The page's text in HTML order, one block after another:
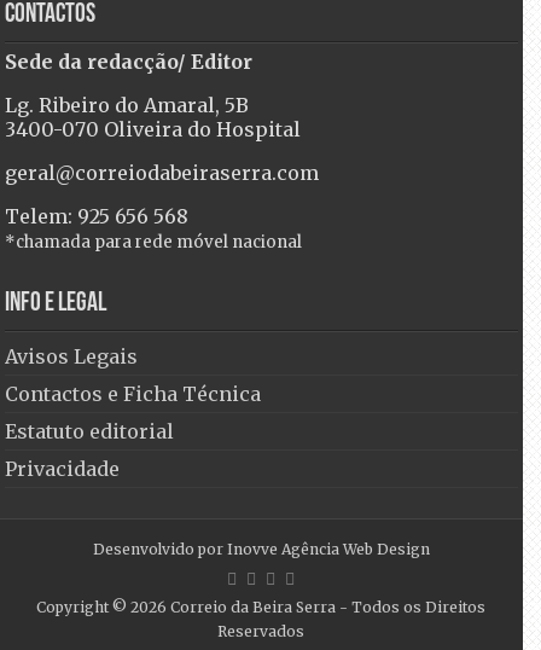
Contactos
Sede da redacção/ Editor
Lg. Ribeiro do Amaral, 5B
3400-070 Oliveira do Hospital
geral@correiodabeiraserra.com
Telem: 925 656 568
*chamada para rede móvel nacional
Info e Legal
Avisos Legais
Contactos e Ficha Técnica
Estatuto editorial
Privacidade
Desenvolvido por Inovve Agência Web Design
Copyright © 2026Correio da Beira Serra - Todos os Direitos
Reservados